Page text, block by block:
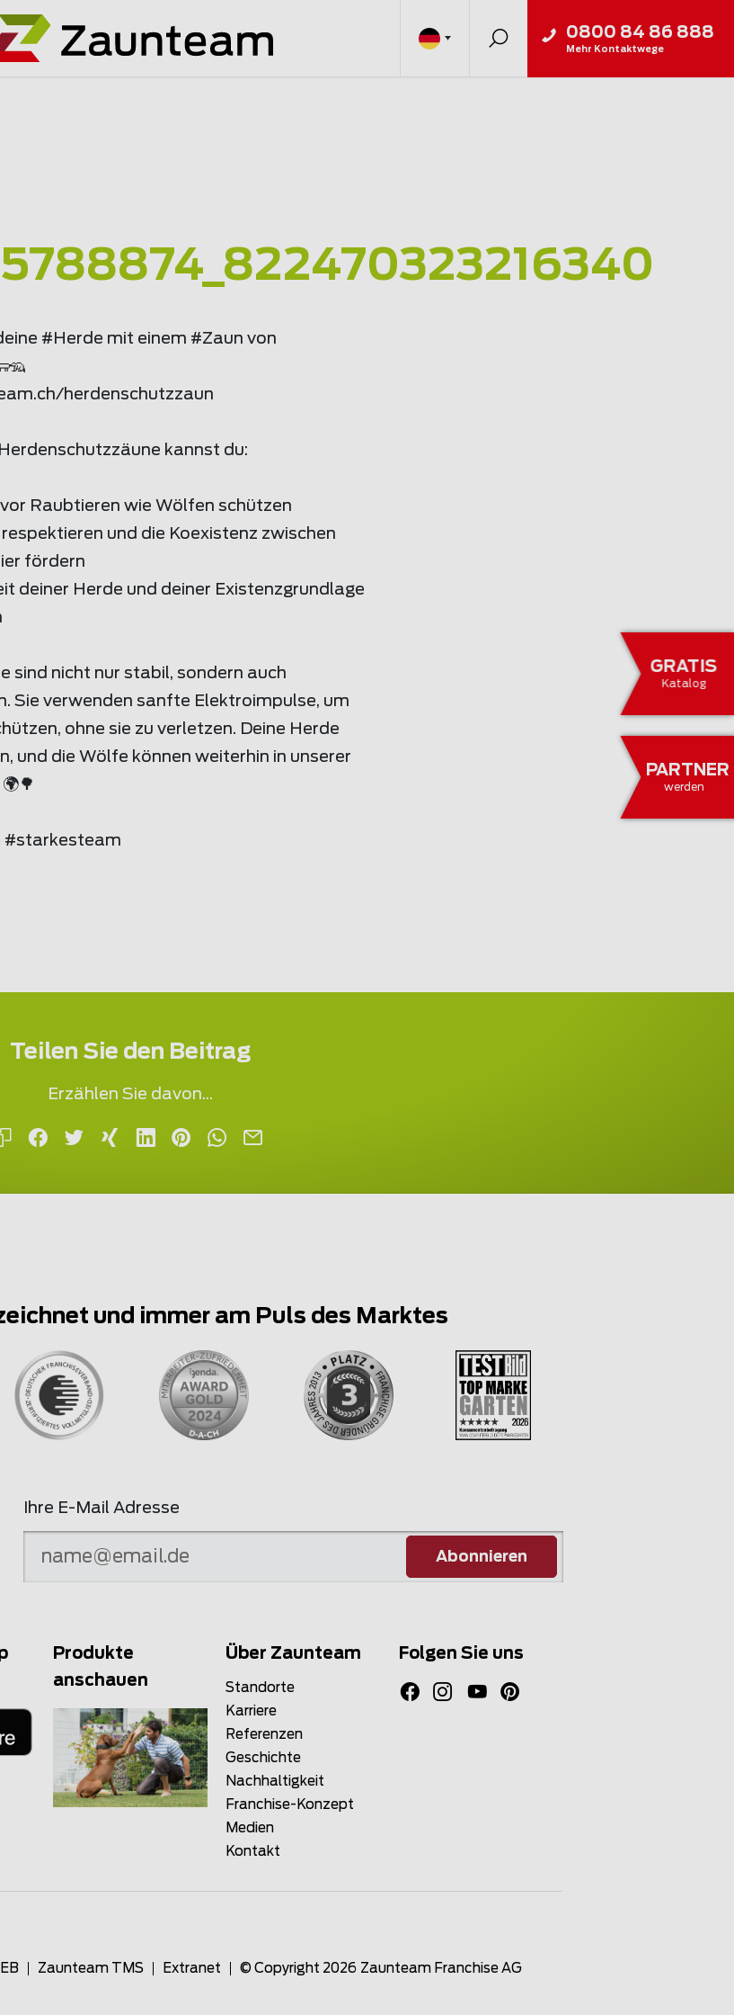
GRATIS
Katalog
PARTNER
werden
0800 84 86 888
Mehr Kontaktwege
#Herde mit einem #Zaun von
.ch/herdenschutzzaun
kannst du:
vor Raubtieren wie Wölfen schützen
respektieren und die Koexistenz zwischen
fördern
deiner Herde und deiner Existenzgrundlage
sind nicht nur stabil, sondern auch
Sie verwenden sanfte Elektroimpulse, um
ohne sie zu verletzen. Deine Herde
und die Wölfe können weiterhin in unserer
#starkesteam
Teilen Sie den Beitrag
Erzählen Sie davon...
und immer am Puls des Marktes
Ihre E-Mail Adresse
Abonnieren
Produkte
anschauen
Über Zaunteam
Standorte
Karriere
Referenzen
Geschichte
Nachhaltigkeit
Franchise-Konzept
Medien
Kontakt
Folgen Sie uns
Zaunteam TMS Extranet © Copyright 2026 Zaunteam Franchise AG